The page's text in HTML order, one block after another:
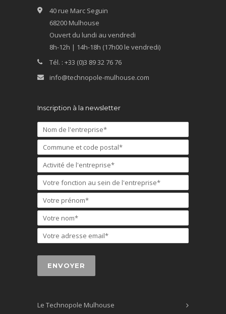
40 rue Marc Seguin
68200 Mulhouse
Ouvert du lundi au vendredi
8h-12h | 14h-18h (17h00 le vendredi)
Tél. : +33 (0)3 89 32 76 76
info@technopole-mulhouse.com
Inscription à la newsletter
Le Technopole Mulhouse